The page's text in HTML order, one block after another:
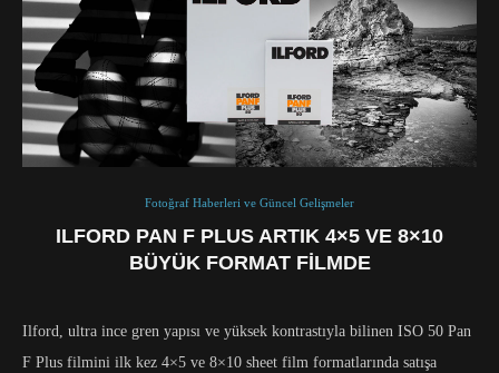
Fotoğraf Haberleri ve Güncel Gelişmeler
ILFORD PAN F PLUS ARTIK 4×5 VE 8×10
BÜYÜK FORMAT FILMDE
Ilford, ultra ince gren yapısı ve yüksek kontrastıyla bilinen ISO 50 Pan
F Plus filmini ilk kez 4×5 ve 8×10 sheet film formatlarında satışa